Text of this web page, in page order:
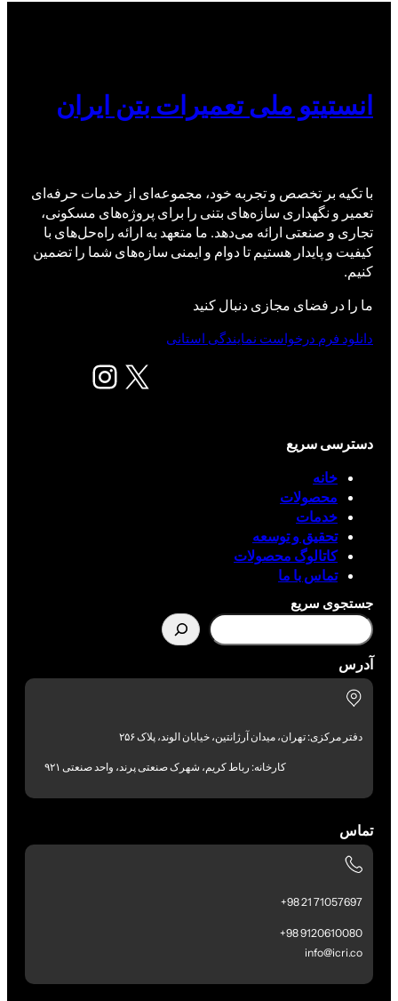
انستیتو ملی تعمیرات بتن ایران
با تکیه بر تخصص و تجربه خود، مجموعه‌ای از خدمات حرفه‌ای
تعمیر و نگهداری سازه‌های بتنی را برای پروژه‌های مسکونی،
تجاری و صنعتی ارائه می‌دهد. ما متعهد به ارائه راه‌حل‌های با
کیفیت و پایدار هستیم تا دوام و ایمنی سازه‌های شما را تضمین
کنیم.
ما را در فضای مجازی دنبال کنید
X اینستاگرم
دانلود فرم درخواست نمایندگی استانی
دسترسی سریع
خانه
محصولات
خدمات
تحقیق و توسعه
کاتالوگ محصولات
تماس با ما
جستجوی سریع
آدرس
دفتر مرکزی: تهران، میدان آرژانتین، خیابان الوند، پلاک ۲۵۶
کارخانه: رباط کریم، شهرک صنعتی پرند، واحد صنعتی ۹۲۱
تماس
71057697 21 98+
9120610080 98+
info@icri.co